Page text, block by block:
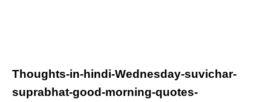
Thoughts-in-hindi-Wednesday-suvichar-
suprabhat-good-morning-quotes-